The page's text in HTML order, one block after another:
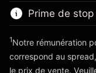
~$20,000.00
Valeur
Prime de
1Notre rémunération
correspond au
le prix de vente.